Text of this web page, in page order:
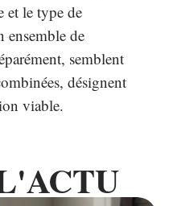
et le type de
ensemble de
semblent
désignent
viable.